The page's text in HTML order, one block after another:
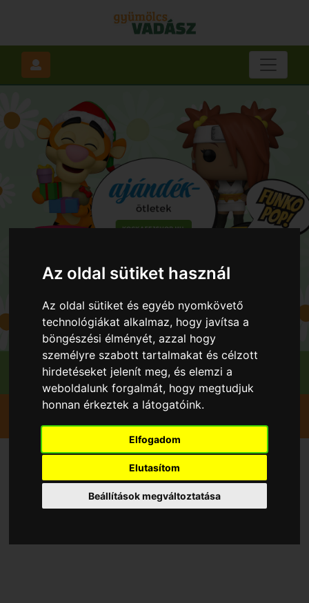
Az oldal sütiket használ
Az oldal sütiket és egyéb nyomkövető
technológiákat alkalmaz, hogy javítsa a
böngészési élményét, azzal hogy
személyre szabott tartalmakat és célzott
hirdetéseket jelenít meg, és elemzi a
weboldalunk forgalmát, hogy megtudjuk
honnan érkeztek a látogatóink.
Elfogadom
Elutasítom
Beállítások megváltoztatása
Szedd magad Alma
Lakhegy
Lakhegyi Alma - Németh András
Szedd magad Alma, Lakhegy
településen 2026 évben